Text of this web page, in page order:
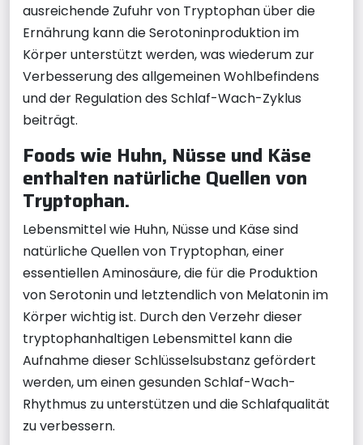
ausreichende Zufuhr von Tryptophan über die
Ernährung kann die Serotoninproduktion im
Körper unterstützt werden, was wiederum zur
Verbesserung des allgemeinen Wohlbefindens
und der Regulation des Schlaf-Wach-Zyklus
beiträgt.
Foods wie Huhn, Nüsse und Käse
enthalten natürliche Quellen von
Tryptophan.
Lebensmittel wie Huhn, Nüsse und Käse sind
natürliche Quellen von Tryptophan, einer
essentiellen Aminosäure, die für die Produktion
von Serotonin und letztendlich von Melatonin im
Körper wichtig ist. Durch den Verzehr dieser
tryptophanhaltigen Lebensmittel kann die
Aufnahme dieser Schlüsselsubstanz gefördert
werden, um einen gesunden Schlaf-Wach-
Rhythmus zu unterstützen und die Schlafqualität
zu verbessern.